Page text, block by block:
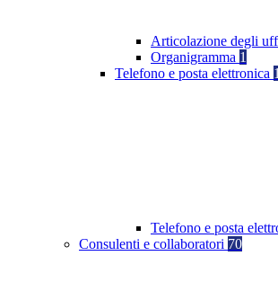
Articolazione degli
Organigramma 1
Telefono e posta elettronica 1
Telefono e posta
Consulenti e collaboratori 70